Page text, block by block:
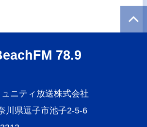
78.9
ニティ放送株式会社
川県逗子市池子2-5-6